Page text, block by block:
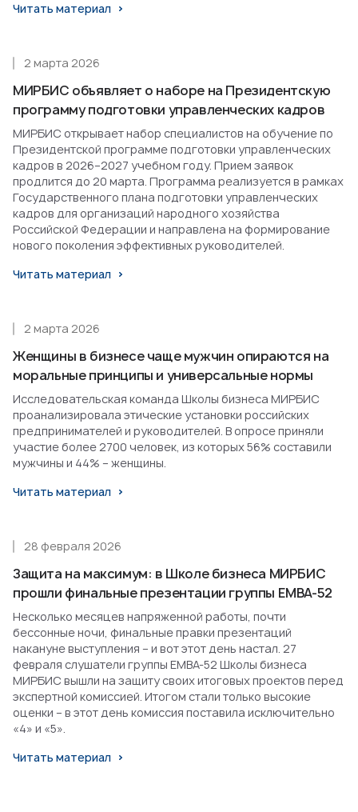
Читать материал
МИРБИС объявляет о наборе на Президентскую
программу подготовки управленческих кадров
2 марта 2026
МИРБИС открывает набор специалистов на обучение по
Президентской программе подготовки управленческих
кадров в 2026–2027 учебном году. Прием заявок
продлится до 20 марта. Программа реализуется в рамках
Государственного плана подготовки управленческих
кадров для организаций народного хозяйства
Российской Федерации и направлена на формирование
нового поколения эффективных руководителей.
Читать материал
Женщины в бизнесе чаще мужчин опираются на
моральные принципы и универсальные нормы
2 марта 2026
Исследовательская команда Школы бизнеса МИРБИС
проанализировала этические установки российских
предпринимателей и руководителей. В опросе приняли
участие более 2700 человек, из которых 56% составили
мужчины и 44% – женщины.
Читать материал
Защита на максимум: в Школе бизнеса МИРБИС
прошли финальные презентации группы EMBA-52
28 февраля 2026
Несколько месяцев напряженной работы, почти
бессонные ночи, финальные правки презентаций
накануне выступления – и вот этот день настал. 27
февраля слушатели группы EMBA-52 Школы бизнеса
МИРБИС вышли на защиту своих итоговых проектов перед
экспертной комиссией. Итогом стали только высокие
оценки – в этот день комиссия поставила исключительно
«4» и «5».
Читать материал